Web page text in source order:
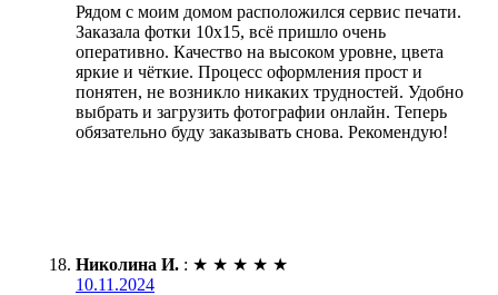
Рядом с моим домом расположился сервис печати.
Заказала фотки 10х15, всё пришло очень
оперативно. Качество на высоком уровне, цвета
яркие и чёткие. Процесс оформления прост и
понятен, не возникло никаких трудностей. Удобно
выбрать и загрузить фотографии онлайн. Теперь
обязательно буду заказывать снова. Рекомендую!
Николина И. : ★ ★ ★ ★ ★
10.11.2024